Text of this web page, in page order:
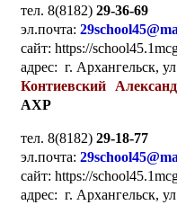
тел. 8(8182) 29-36-69
эл.почта:
сайт: https://
адрес: г. Архангельск,
Контиевский
АХР
тел. 8(8182) 29-18-77
эл.почта:
сайт: https://
адрес: г. Архангельск,